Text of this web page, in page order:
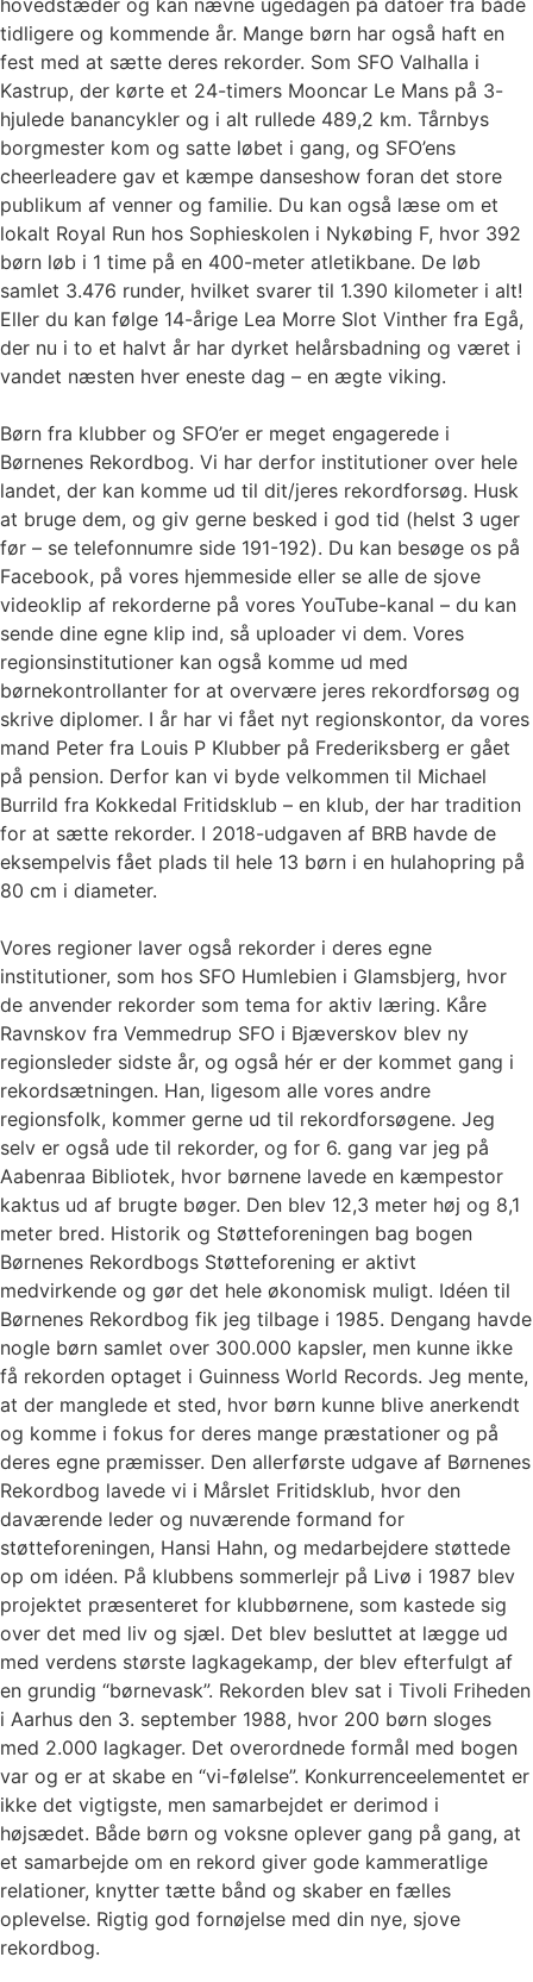
tidligere og kommende år. Mange børn har også haft en
fest med at sætte deres rekorder. Som SFO Valhalla i
Kastrup, der kørte et 24-timers Mooncar Le Mans på 3-
hjulede banancykler og i alt rullede 489,2 km. Tårnbys
borgmester kom og satte løbet i gang, og SFO’ens
cheerleadere gav et kæmpe danseshow foran det store
publikum af venner og familie. Du kan også læse om et
lokalt Royal Run hos Sophieskolen i Nykøbing F, hvor 392
børn løb i 1 time på en 400-meter atletikbane. De løb
samlet 3.476 runder, hvilket svarer til 1.390 kilometer i alt!
Eller du kan følge 14-årige Lea Morre Slot Vinther fra Egå,
der nu i to et halvt år har dyrket helårsbadning og været i
vandet næsten hver eneste dag – en ægte viking.
Børn fra klubber og SFO’er er meget engagerede i
Børnenes Rekordbog. Vi har derfor institutioner over hele
landet, der kan komme ud til dit/jeres rekordforsøg. Husk
at bruge dem, og giv gerne besked i god tid (helst 3 uger
før – se telefonnumre side 191-192). Du kan besøge os på
Facebook, på vores hjemmeside eller se alle de sjove
videoklip af rekorderne på vores YouTube-kanal – du kan
sende dine egne klip ind, så uploader vi dem. Vores
regionsinstitutioner kan også komme ud med
børnekontrollanter for at overvære jeres rekordforsøg og
skrive diplomer. I år har vi fået nyt regionskontor, da vores
mand Peter fra Louis P Klubber på Frederiksberg er gået
på pension. Derfor kan vi byde velkommen til Michael
Burrild fra Kokkedal Fritidsklub – en klub, der har tradition
for at sætte rekorder. I 2018-udgaven af BRB havde de
eksempelvis fået plads til hele 13 børn i en hulahopring på
80 cm i diameter.
Vores regioner laver også rekorder i deres egne
institutioner, som hos SFO Humlebien i Glamsbjerg, hvor
de anvender rekorder som tema for aktiv læring. Kåre
Ravnskov fra Vemmedrup SFO i Bjæverskov blev ny
regionsleder sidste år, og også hér er der kommet gang i
rekordsætningen. Han, ligesom alle vores andre
regionsfolk, kommer gerne ud til rekordforsøgene. Jeg
selv er også ude til rekorder, og for 6. gang var jeg på
Aabenraa Bibliotek, hvor børnene lavede en kæmpestor
kaktus ud af brugte bøger. Den blev 12,3 meter høj og 8,1
meter bred. Historik og Støtteforeningen bag bogen
Børnenes Rekordbogs Støtteforening er aktivt
medvirkende og gør det hele økonomisk muligt. Idéen til
Børnenes Rekordbog fik jeg tilbage i 1985. Dengang havde
nogle børn samlet over 300.000 kapsler, men kunne ikke
få rekorden optaget i Guinness World Records. Jeg mente,
at der manglede et sted, hvor børn kunne blive anerkendt
og komme i fokus for deres mange præstationer og på
deres egne præmisser. Den allerførste udgave af Børnenes
Rekordbog lavede vi i Mårslet Fritidsklub, hvor den
daværende leder og nuværende formand for
støtteforeningen, Hansi Hahn, og medarbejdere støttede
op om idéen. På klubbens sommerlejr på Livø i 1987 blev
projektet præsenteret for klubbørnene, som kastede sig
over det med liv og sjæl. Det blev besluttet at lægge ud
med verdens største lagkagekamp, der blev efterfulgt af
en grundig “børnevask”. Rekorden blev sat i Tivoli Friheden
i Aarhus den 3. september 1988, hvor 200 børn sloges
med 2.000 lagkager. Det overordnede formål med bogen
var og er at skabe en “vi-følelse”. Konkurrenceelementet er
ikke det vigtigste, men samarbejdet er derimod i
højsædet. Både børn og voksne oplever gang på gang, at
et samarbejde om en rekord giver gode kammeratlige
relationer, knytter tætte bånd og skaber en fælles
oplevelse. Rigtig god fornøjelse med din nye, sjove
rekordbog.